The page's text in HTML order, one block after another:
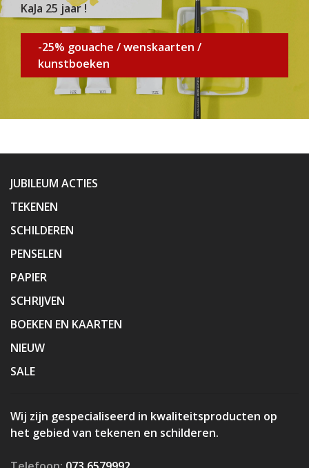
KaJa 25 jaar !
-25% gouache / wenskaarten /
kunstboeken
JUBILEUM ACTIES
TEKENEN
SCHILDEREN
PENSELEN
PAPIER
SCHRIJVEN
BOEKEN EN KAARTEN
NIEUW
SALE
Wij zijn gespecialiseerd in kwaliteitsproducten op
het gebied van tekenen en schilderen.